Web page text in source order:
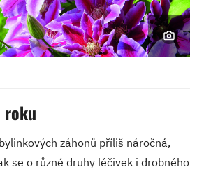
roku
záhonů příliš náročná,
se o různé druhy léčivek i drobného